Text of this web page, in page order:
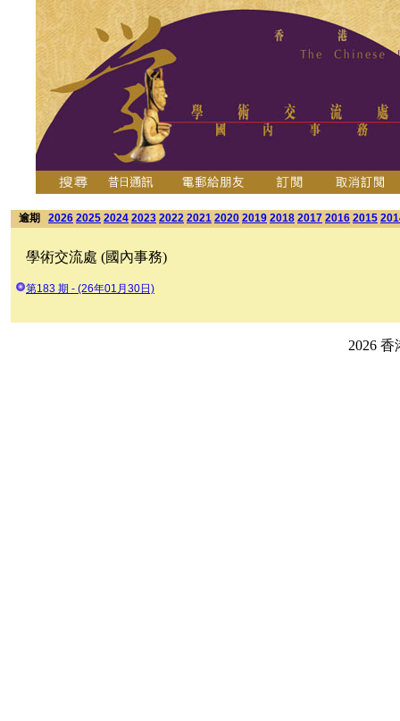
逾期 2026 2025 2024 2023 2022 2021 2020 2019 2018 2017 2016 2015
學術交流處 (國內事務)
第183 期 - (26年01月30日)
2026